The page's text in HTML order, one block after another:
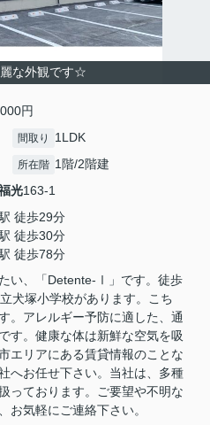
麗な外観です☆
円
間取り 1LDK
所在階 1階/2階建
光163-1
徒歩29分
徒歩30分
徒歩78分
い、「Detente-Ⅰ」です。徒歩
犬塚小学校があります。こち
。アレルギー予防に適した、通
す。健康な体は新鮮な空気を吸
エリアにある賃貸情報のことな
へお任せ下さい。当社は、多種
っております。ご要望や不明な
お気軽にご連絡下さい。